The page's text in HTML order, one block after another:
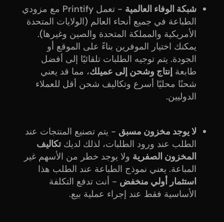
شبكة الوفاء العالمية
- تعمل Printify مع مزودي
الطباعة في جميع أنحاء العالم (الولايات المتحدة
الأمريكية والمملكة المتحدة والصين وغيرها).
يمكنك اختيار الموفرين بناءً على الموقع أو
الجودة. يتم توجيه الطلبات تلقائيًا إلى أفضل
طابعة إنتاج وشحن إلى عميلك، مما قد يعني
شحنًا محليًا أسرع وتكاليف شحن أقل للعملاء
الدوليين.
لا يوجد مخزون مسبق - يتم تصنيع المنتجات عند
الطلب عند ورود الطلبات، لذلك لديك تكاليف
المخزون الصفرية ولا يوجد خطر من الأسهم غير
المباعة. يعني نموذج الطباعة عند الطلب هذا
استثمار أولي منخفض - أنت تدفع التكلفة
الأساسية فقط عند إجراء عملية بيع.